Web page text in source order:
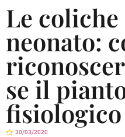
Le coliche
neonato:
se il
fisiologico
30/03/2020